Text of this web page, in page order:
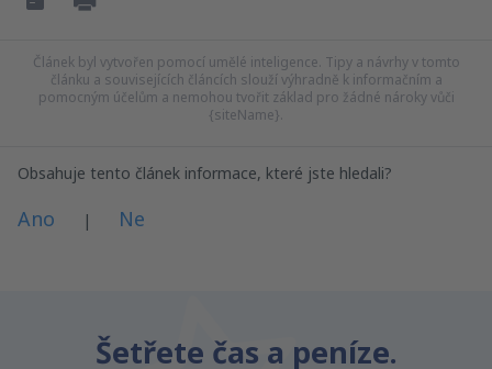
Článek byl vytvořen pomocí umělé inteligence. Tipy a návrhy v tomto
článku a souvisejících článcích slouží výhradně k informačním a
pomocným účelům a nemohou tvořit základ pro žádné nároky vůči
{siteName}.
Obsahuje tento článek informace, které jste hledali?
Ano | Ne
Obsahuje nepřesné informace
Šetřete čas a peníze.